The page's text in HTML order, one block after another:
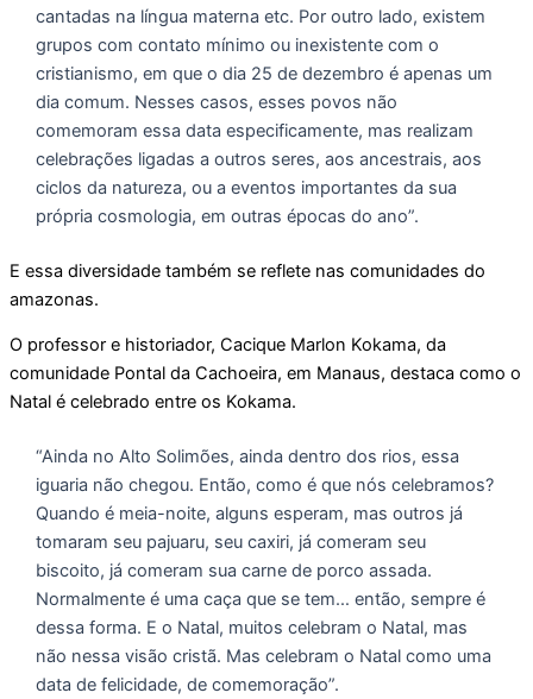
cantadas na língua materna etc. Por outro lado, existem
grupos com contato mínimo ou inexistente com o
cristianismo, em que o dia 25 de dezembro é apenas um
dia comum. Nesses casos, esses povos não
comemoram essa data especificamente, mas realizam
celebrações ligadas a outros seres, aos ancestrais, aos
ciclos da natureza, ou a eventos importantes da sua
própria cosmologia, em outras épocas do ano”.
E essa diversidade também se reflete nas comunidades do
amazonas.
O professor e historiador, Cacique Marlon Kokama, da
comunidade Pontal da Cachoeira, em Manaus, destaca como o
Natal é celebrado entre os Kokama.
“Ainda no Alto Solimões, ainda dentro dos rios, essa
iguaria não chegou. Então, como é que nós celebramos?
Quando é meia-noite, alguns esperam, mas outros já
tomaram seu pajuaru, seu caxiri, já comeram seu
biscoito, já comeram sua carne de porco assada.
Normalmente é uma caça que se tem… então, sempre é
dessa forma. E o Natal, muitos celebram o Natal, mas
não nessa visão cristã. Mas celebram o Natal como uma
data de felicidade, de comemoração”.